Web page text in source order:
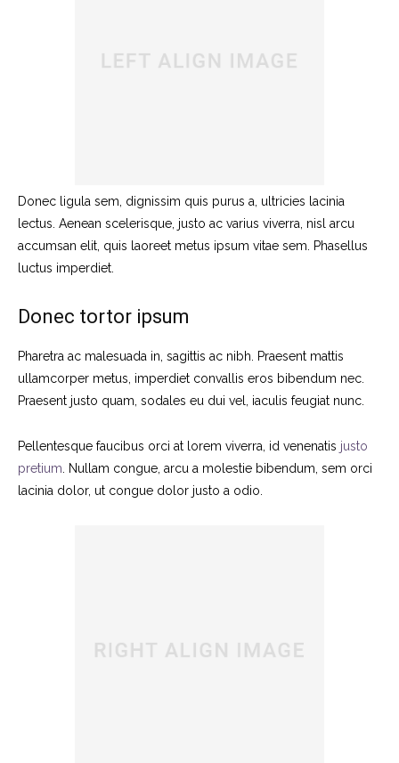
Donec ligula sem, dignissim quis purus a, ultricies lacinia
lectus. Aenean scelerisque, justo ac varius viverra, nisl arcu
accumsan elit, quis laoreet metus ipsum vitae sem. Phasellus
luctus imperdiet.
Donec tortor ipsum
Pharetra ac malesuada in, sagittis ac nibh. Praesent mattis
ullamcorper metus, imperdiet convallis eros bibendum nec.
Praesent justo quam, sodales eu dui vel, iaculis feugiat nunc.
Pellentesque faucibus orci at lorem viverra, id venenatis justo
pretium . Nullam congue, arcu a molestie bibendum, sem orci
lacinia dolor, ut congue dolor justo a odio.